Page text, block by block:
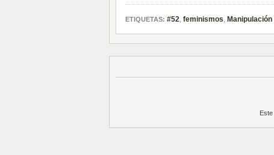
ETIQUETAS: #52, feminismos,